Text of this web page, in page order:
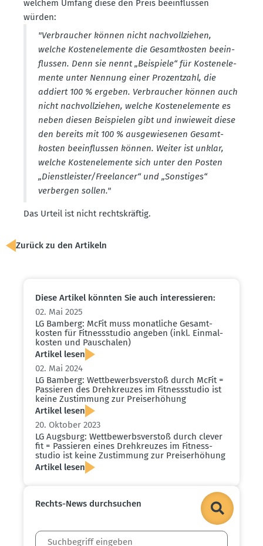
welchem Umfang diese den Preis beein­flussen
würden:
"Verbraucher können nicht nachvoll­ziehen,
welche Kosten­ele­mente die Gesamt­kosten beein­
flussen. Denn sie nennt „Beispiele“ für Kosten­ele­
mente unter Nennung einer Prozentzahl, die
addiert 100 % ergeben. Verbraucher können auch
nicht nachvoll­ziehen, welche Kosten­ele­mente es
neben diesen Beispielen gibt und inwieweit diese
den bereits mit 100 % ausge­wie­senen Gesamt­
kosten beein­flussen können. Weiter ist unklar,
welche Kosten­ele­mente sich unter den Posten
„Dienst­leister/Freelancer“ und „Sonstiges“
verbergen sollen."
Das Urteil ist nicht rechts­kräftig.
Zurück zu den Artikeln
Diese Artikel könnten Sie auch inter­es­sieren:
02. Mai 2025
LG Bamberg: McFit muss monat­liche Gesamt­
kosten für Fitness­studio angeben (inkl. Einmal­
kosten und Pauschalen)
Artikel lesen
02. Mai 2024
LG Bamberg: Wettbe­werbs­verstoß durch McFit =
Passieren des Drehkreuzes im Fitness­studio ist
keine Zustimmung zur Preis­er­höhung
Artikel lesen
20. Oktober 2023
LG Augsburg: Wettbe­werbs­verstoß durch clever
fit = Passieren eines Drehkreuzes im Fitness­
studio ist keine Zustimmung zur Preis­er­höhung
Artikel lesen
Rechts-News durch­suchen